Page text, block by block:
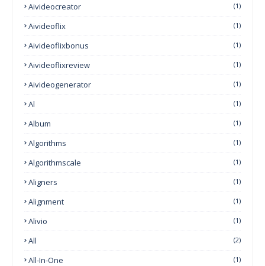
Aivideocreator (1)
Aivideoflix (1)
Aivideoflixbonus (1)
Aivideoflixreview (1)
Aivideogenerator (1)
Al (1)
Album (1)
Algorithms (1)
Algorithmscale (1)
Aligners (1)
Alignment (1)
Alivio (1)
All (2)
All-In-One (1)